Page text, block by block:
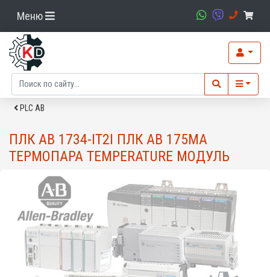
Меню
PLC AB
ПЛК AB 1734-IT2I ПЛК AB 175MA
ТЕРМОПАРА TEMPERATURE МОДУЛЬ